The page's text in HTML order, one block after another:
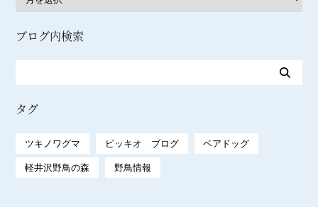
ブログ内検索
タグ
ツキノワグマ ピッキオ ブログ ベアドッグ
軽井沢野鳥の森 野鳥情報